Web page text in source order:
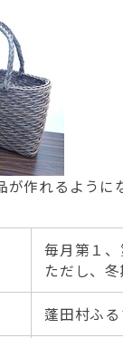
が作れるように
毎月第１
ただし、
蓬田村ふ